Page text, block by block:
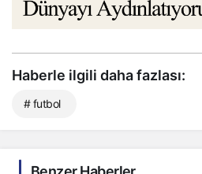
Haberle ilgili daha fazlası:
# futbol